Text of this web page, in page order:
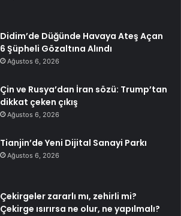
Didim’de Düğünde Havaya Ateş Açan
6 Şüpheli Gözaltına Alındı
Ağustos 6, 2026
Çin ve Rusya’dan İran sözü: Trump’tan
dikkat çeken çıkış
Ağustos 6, 2026
Tianjin’de Yeni Dijital Sanayi Parkı
Ağustos 6, 2026
Çekirgeler zararlı mı, zehirli mi?
Çekirge ısırırsa ne olur, ne yapılmalı?